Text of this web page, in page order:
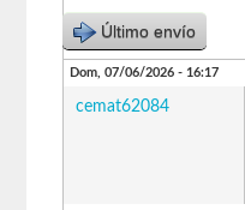
Último envío
Dom, 07/06/2026 - 16:17
cemat62084